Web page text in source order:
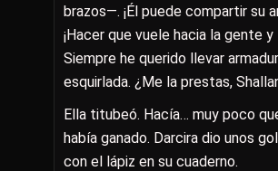
brazos—. ¡Él puede compartir su
¡Hacer que vuele hacia la gente
Siempre he querido llevar
esquirlada. ¿Me la prestas,
Ella titubeó. Hacía… muy poco
había ganado. Darcira dio unos
con el lápiz en su cuaderno.